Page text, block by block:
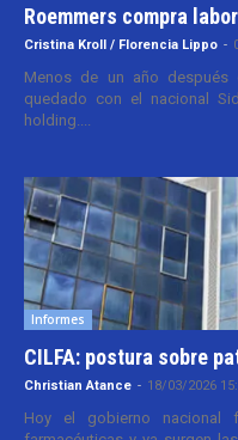
Roemmers compra
Cristina Kroll / Florencia Lippo -
Menos de un año después
quedado con el nacional
holding....
Informes
CILFA: postura sobre
Christian Atance - 18/03/2026
Hoy el gobierno nacional